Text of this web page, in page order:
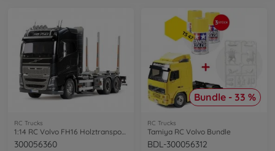
RC Trucks
1:14 RC Volvo FH16 Holztransporter
300056360
Bundle - 33 %
RC Trucks
Tamiya RC Volvo Bundle
BDL-300056312